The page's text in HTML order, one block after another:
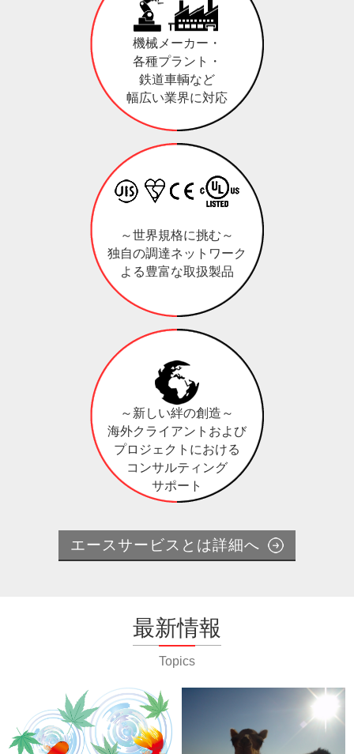
機械メーカー・
各種プラント・
鉄道車輌など
幅広い業界に対応
～世界規格に挑む～
独自の調達ネットワーク
よる豊富な取扱製品
～新しい絆の創造～
海外クライアントおよび
プロジェクトにおける
コンサルティング
サポート
エースサービスとは詳細へ
最新情報
Topics